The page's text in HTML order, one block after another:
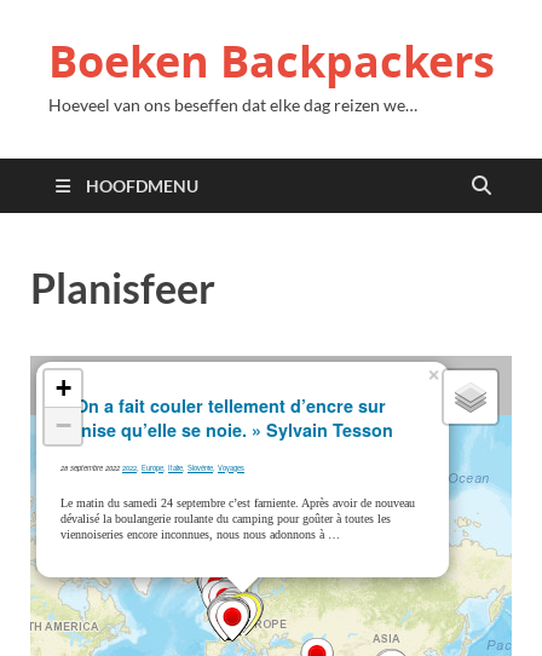
Boeken Backpackers
Hoeveel van ons beseffen dat elke dag reizen we…
HOOFDMENU
Planisfeer